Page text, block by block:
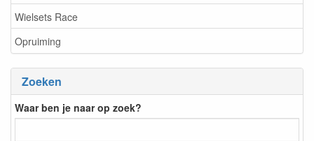
Wielsets Race
Opruiming
Zoeken
Waar ben je naar op zoek?